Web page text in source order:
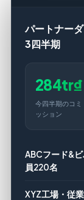
パートナー
3四半期
284tr₫
今四半期のコミ
ッション
ABCフード&
員220名
XYZ工場・従